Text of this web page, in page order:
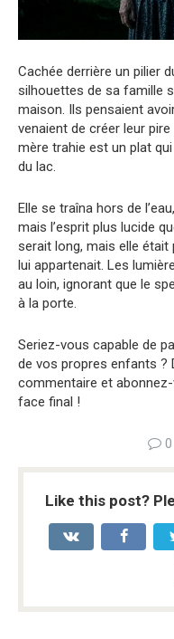
Cachée derrière un pilier
silhouettes de sa famille
maison. Ils pensaient
venaient de créer leur pire
mère trahie est un plat
du lac.
Elle se traîna hors de
mais l’esprit plus lucide
serait long, mais elle
lui appartenait. Les
au loin, ignorant que le
à la porte.
Seriez-vous capable de
de vos propres enfants ?
commentaire et
face final !
0
Like this post?